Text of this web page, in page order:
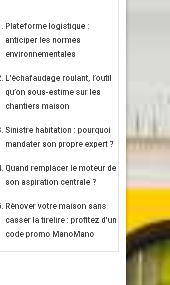
Plateforme logistique :
anticiper les normes
environnementales
L’échafaudage roulant, l’outil
qu’on sous-estime sur les
chantiers maison
Sinistre habitation : pourquoi
mandater son propre expert ?
Quand remplacer le moteur de
son aspiration centrale ?
Rénover votre maison sans
casser la tirelire : profitez d’un
code promo ManoMano